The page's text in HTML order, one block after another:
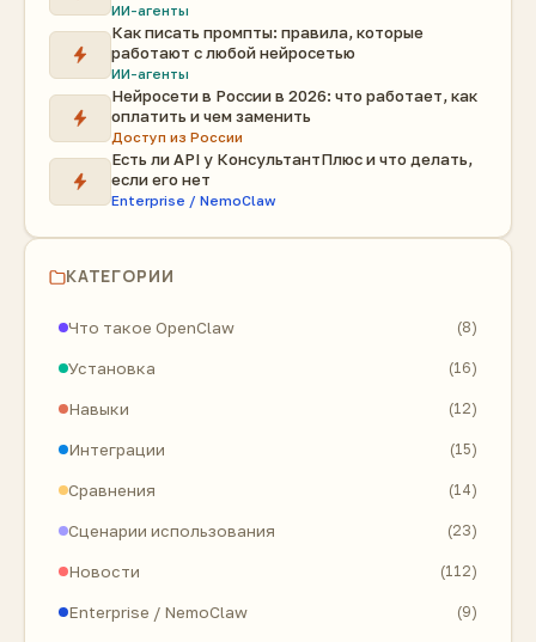
ИИ-агенты
Как писать промпты: правила, которые
работают с любой нейросетью
ИИ-агенты
Нейросети в России в 2026: что работает, как
оплатить и чем заменить
Доступ из России
Есть ли API у КонсультантПлюс и что делать,
если его нет
Enterprise / NemoClaw
КАТЕГОРИИ
Что такое OpenClaw (8)
Установка (16)
Навыки (12)
Интеграции (15)
Сравнения (14)
Сценарии использования (23)
Новости (112)
Enterprise / NemoClaw (9)